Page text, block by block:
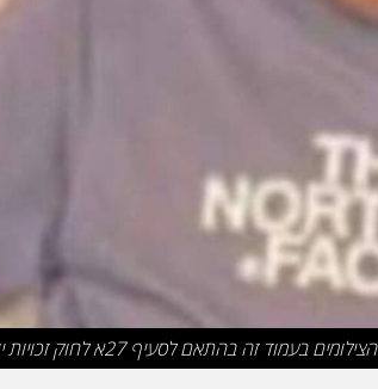
הצילומים בעמוד זה בהתאם לסעיף 27א לחוק זכויות יוצרים